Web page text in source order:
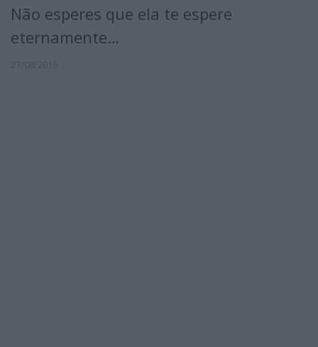
Não esperes que ela te espere
eternamente…